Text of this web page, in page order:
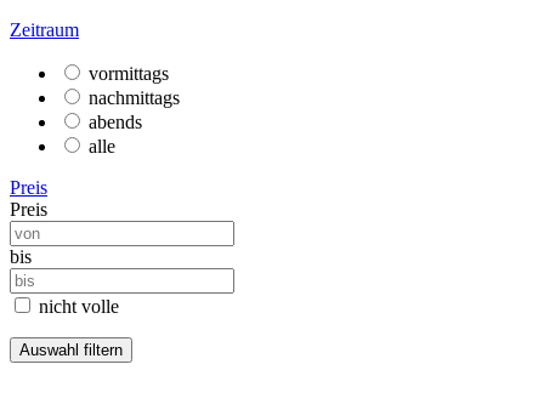
Zeitraum
vormittags
nachmittags
abends
alle
Preis
Preis
bis
nicht volle